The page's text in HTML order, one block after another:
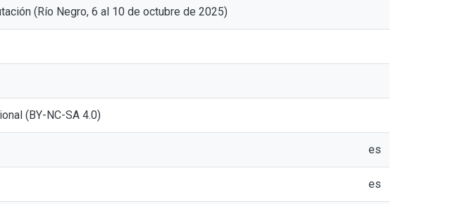
(Río Negro, 6 al 10 de octubre de 2025)
(BY-NC-SA 4.0)
es
es